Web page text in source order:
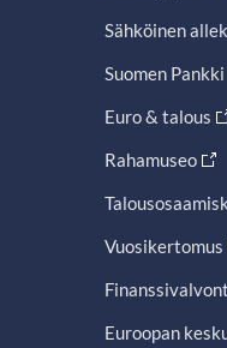
Sähköinen
Suomen Pankki
Euro & talous
Rahamuseo
Vuosikertomus
Euroopan